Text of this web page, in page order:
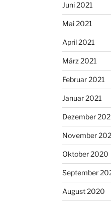
Juni 2021
Mai 2021
April 2021
März 2021
Februar 2021
Januar 2021
Dezember
November
Oktober 2020
September
August 2020